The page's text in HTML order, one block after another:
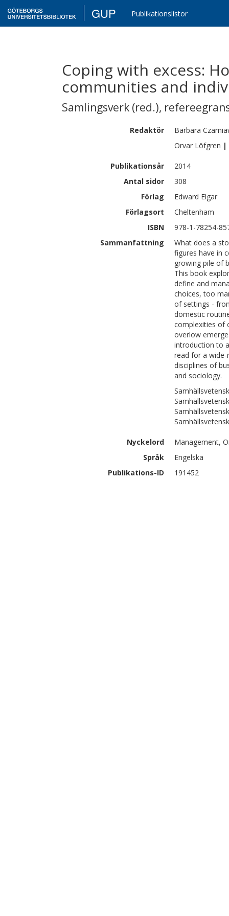
GUP Publikationslistor
Coping with excess:
communities and
Samlingsverk (red.),
Redaktör Barbara
Orvar Löfgren |
Publikationsår
2014
Antal sidor
308
Förlag
Edward Elgar
Förlagsort
Cheltenham
ISBN
978-1-78254-
Sammanfattning
What does a
figures have in
growing pile of
This book
define and
choices, too
of settings -
domestic
complexities of
overlow
introduction to
read for a wide-
disciplines of
and sociology.
Nyckelord
Management,
Språk
Engelska
Publikations-ID
191452